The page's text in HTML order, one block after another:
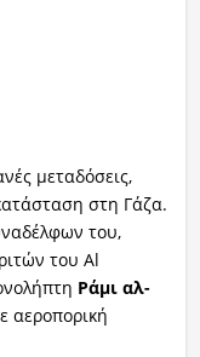
μεταδόσεις,
στη Γάζα.
του,
του Al
Ράμι αλ-
αεροπορική